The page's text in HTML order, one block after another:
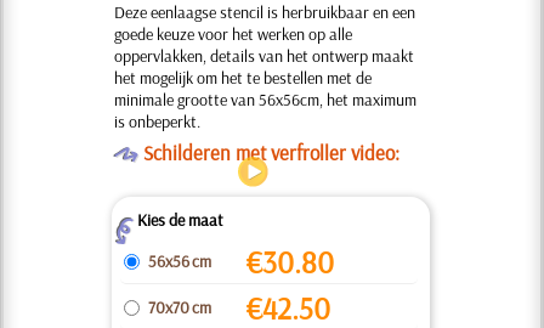
Deze eenlaagse stencil is herbruikbaar en een
goede keuze voor het werken op alle
oppervlakken, details van het ontwerp maakt
het mogelijk om het te bestellen met de
minimale grootte van 56x56cm, het maximum
is onbeperkt.
OSchilderen met verfroller video:
ZKies de maat
56x56 cm
€30.80
70x70 cm €42.50